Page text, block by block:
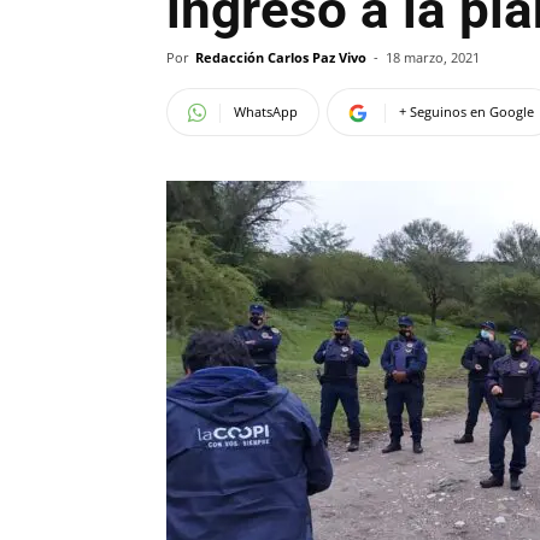
Por Redacción Carlos Paz Vivo - 18 marzo, 2021
WhatsApp + Seguinos en Google